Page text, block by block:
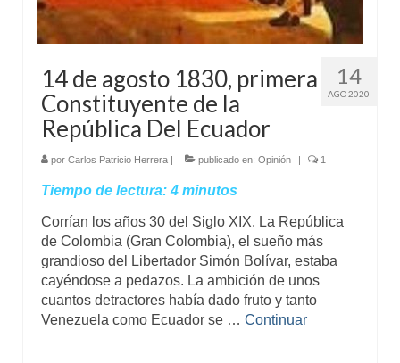
14
AGO 2020
14 de agosto 1830, primera
Constituyente de la
República Del Ecuador
por Carlos Patricio Herrera | publicado en: Opinión | 1
Tiempo de lectura: 4 minutos
Corrían los años 30 del Siglo XIX. La República
de Colombia (Gran Colombia), el sueño más
grandioso del Libertador Simón Bolívar, estaba
cayéndose a pedazos. La ambición de unos
cuantos detractores había dado fruto y tanto
Venezuela como Ecuador se … Continuar